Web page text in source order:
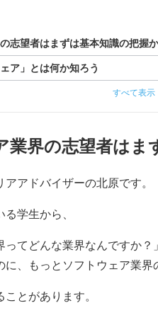
志望者はまずは基本知識の把握
ア」とは何か知ろう
すべて表示
業界の志望者はま
アドバイザーの北原です。
学生から、
ってどんな業界なんですか？」
に、もっとソフトウェア業界
とがあります。